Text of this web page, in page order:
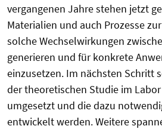
vergangenen Jahre stehen jetzt
Materialien und auch Prozesse
solche Wechselwirkungen
generieren und für konkrete
einzusetzen. Im nächsten Schritt
der theoretischen Studie im
umgesetzt und die dazu
entwickelt werden. Weitere